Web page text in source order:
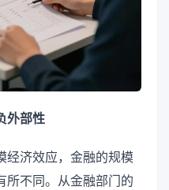
外部性
经济效应，金融的规模
所不同。从金融部门的